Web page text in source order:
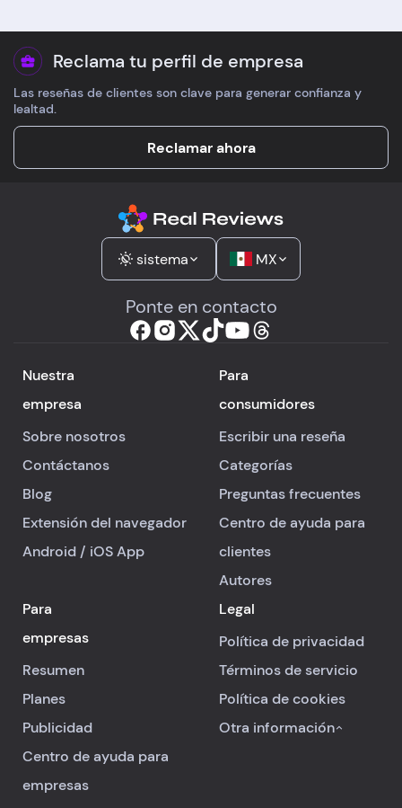
Reclama tu perfil de empresa
Las reseñas de clientes son clave para generar confianza y
lealtad.
Reclamar ahora
sistema MX
Ponte en contacto
Nuestra
empresa
Sobre nosotros
Contáctanos
Blog
Extensión del navegador
Android/ iOSApp
Para
consumidores
Escribir una reseña
Categorías
Preguntas frecuentes
Centro de ayuda para
clientes
Autores
Para
empresas
Resumen
Planes
Publicidad
Centro de ayuda para
empresas
Legal
Política de privacidad
Términos de servicio
Política de cookies
Otra información